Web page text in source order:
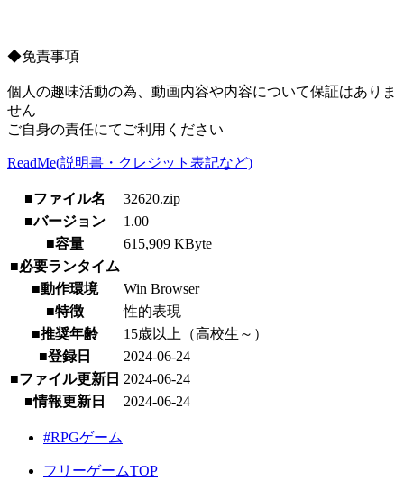
◆免責事項
個人の趣味活動の為、動画内容や内容について保証はありま
せん
ご自身の責任にてご利用ください
ReadMe(説明書・クレジット表記など)
■ファイル名
32620.zip
■バージョン
1.00
■容量
615,909 KByte
■必要ランタイム
■動作環境
Win Browser
■特徴
性的表現
■推奨年齢
15歳以上（高校生～）
■登録日
2024-06-24
■ファイル更新日 2024-06-24
■情報更新日
2024-06-24
#RPGゲーム
フリーゲームTOP